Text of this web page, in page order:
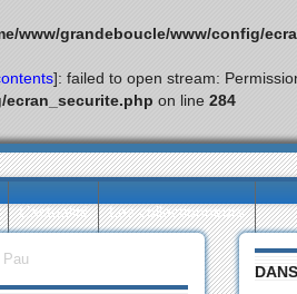
www/grandeboucle/www/config/
]: failed to open stream:
on line 284
L’actualité Les collectionneurs